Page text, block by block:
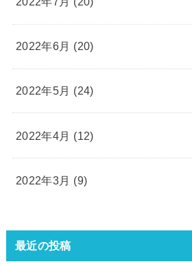
2022年6月 (20)
2022年5月 (24)
2022年4月 (12)
2022年3月 (9)
最近の投稿